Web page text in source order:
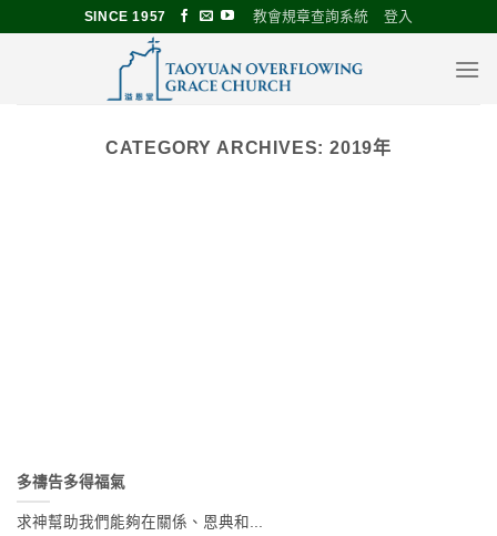
SINCE 1957 教會規章查詢系統 登入
CATEGORY ARCHIVES:2019年
多禱告多得福氣
求神幫助我們能夠在關係、恩典和...